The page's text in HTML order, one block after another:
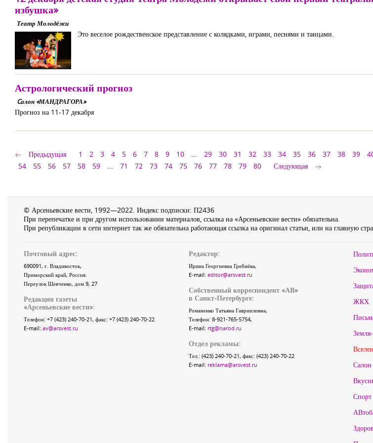
избушка»
Театр Молодёжи
Это веселое рождественское представление с колядками, играми, песнями и танцами.
Астрологический прогноз
Cалон «МАНДРАГОРА»
Прогноз на 11-17 декабря
Предыдущая 1 2 3 4 5 6 7 8 9 10 ... 29 30 31 32 33 34 35 36 37 38 39
54
55 56 57 58 59 ... 71 72 73 74 75 76 77 78 79 80 Следующая
© Арсеньевские вести, 1992—2022. Индекс подписки: П2436
При перепечатке и при другом использовании материалов, ссылка на «Арсеньевские вести» обязательна.
При републикации в сети интернет так же обязательна работающая ссылка на оригинал статьи, или на главную
Почтовый адрес:
690091, г. Владивосток,
Приморский край, Россия.
Переулок Шевченко, дом 9, 27
Редакция газеты
«Арсеньевские вести»:
Телефон: +7 (423) 240-70-21, факс: +7 (423) 240-70-22
E-mail: av@arsvest.ru
Редактор:
Ирина Георгиевна Гребнёва,
E-mail: editor@arsvest.ru
Собственный корреспондент «АВ»
в Санкт-Петербурге:
Романенко Татьяна Гаврииловна,
Телефон: 8-921-765-5754,
E-mail: rtg@narod.ru
Отдел рекламы:
Тел.: (423) 240-70-21, факс: (423) 240-70-22
E-mail: reklama@arsvest.ru
ЖКХ
Салон
Спорт